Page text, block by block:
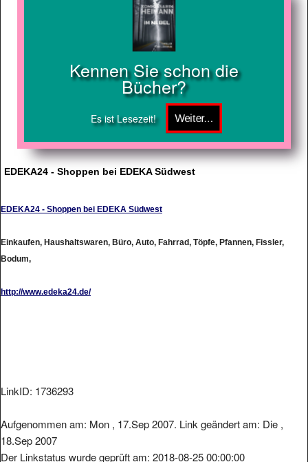
Kennen Sie schon die
Bücher?
Es ist Lesezeit!
EDEKA24 - Shoppen bei EDEKA Südwest
EDEKA24 - Shoppen bei EDEKA Südwest
Einkaufen, Haushaltswaren, Büro, Auto, Fahrrad, Töpfe, Pfannen, Fissler,
Bodum,
http://www.edeka24.de/
LinkID: 1736293
Aufgenommen am: Mon , 17.Sep 2007. Link geändert am: Die ,
18.Sep 2007
Der Linkstatus wurde geprüft am: 2018-08-25 00:00:00